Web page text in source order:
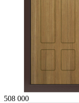
508 000